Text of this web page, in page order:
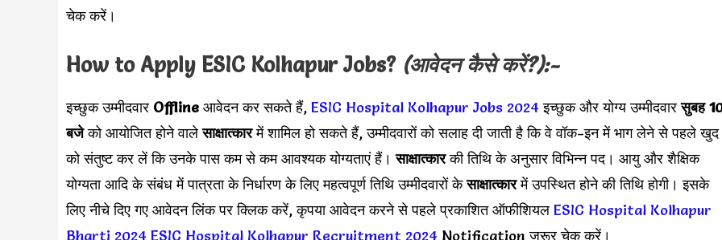
चेक करें।
How to Apply ESIC Kolhapur Jobs? (आवेदन कैसे करें?):-
इच्छुक उम्मीदवार Offline आवेदन कर सकते हैं, ESIC Hospital Kolhapur Jobs 2024इच्छुक और योग्य उम्मीदवारसुबह
बजेको आयोजित होने वालेसाक्षात्कारमें शामिल हो सकते हैं, उम्मीदवारों को सलाह दी जाती है कि वे वॉक-इन में भाग लेने से पहले खुद
को संतुष्ट कर लें कि उनके पास कम से कम आवश्यक योग्यताएं हैं। साक्षात्कारकी तिथि के अनुसार विभिन्न पद। आयु और शैक्षिक
योग्यता आदि के संबंध में पात्रता के निर्धारण के लिए महत्वपूर्ण तिथि उम्मीदवारों केसाक्षात्कारमें उपस्थित होने की तिथि होगी। इसके
लिए नीचे दिए गए आवेदन लिंक पर क्लिक करें, कृपया आवेदन करने से पहले प्रकाशित ऑफीशियल ESIC Hospital Kolhapur
Bharti 2024 ESIC Hospital Kolhapur Recruitment 2024 Notification जरूर चेक करें।